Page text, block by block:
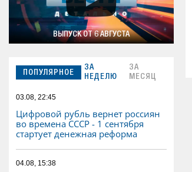
ВЫПУСК ОТ 6 АВГУСТА
ПОПУЛЯРНОЕ
ЗА
НЕДЕЛЮ
ЗА
МЕСЯЦ
03.08, 22:45
Цифровой рубль вернет россиян
во времена СССР - 1 сентября
стартует денежная реформа
04.08, 15:38